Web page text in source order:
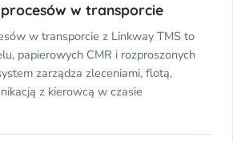
w transporcie
w transporcie z Linkway TMS to
papierowych CMR i rozproszonych
zarządza zleceniami, flotą,
z kierowcą w czasie